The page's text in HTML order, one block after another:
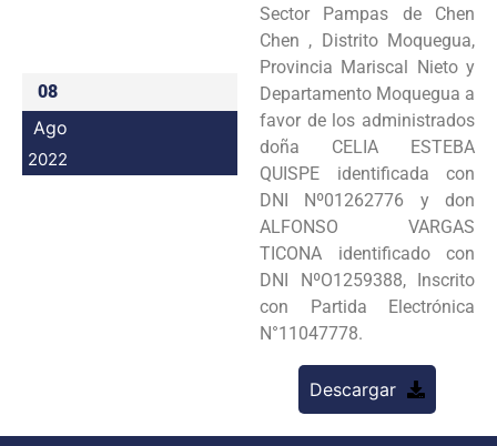
08
Ago
2022
Sector Pampas de Chen
Chen , Distrito Moquegua,
Provincia Mariscal Nieto y
Departamento Moquegua a
favor de los administrados
doña CELIA ESTEBA
QUISPE identificada con
DNI Nº01262776 y don
ALFONSO VARGAS
TICONA identificado con
DNI NºO1259388, Inscrito
con Partida Electrónica
N°11047778.
Descargar